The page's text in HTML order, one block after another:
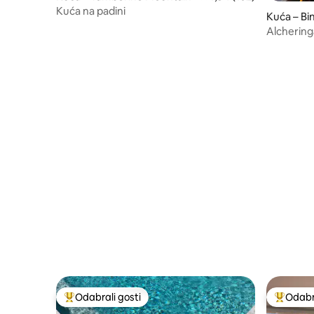
Kuća na padini
Kuća –
Među najviše rangiranima s oznakom „Odabrali gosti”
Odabrali gosti Među